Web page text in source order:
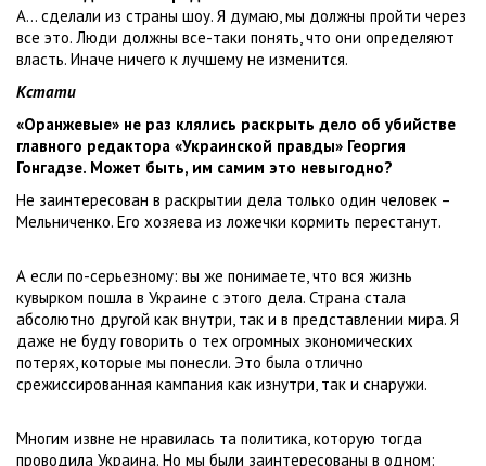
А… сделали из страны шоу. Я думаю, мы должны пройти через
все это. Люди должны все-таки понять, что они определяют
власть. Иначе ничего к лучшему не изменится.
Кстати
«Оранжевые» не раз клялись раскрыть дело об убийстве
главного редактора «Украинской правды» Георгия
Гонгадзе. Может быть, им самим это невыгодно?
Не заинтересован в раскрытии дела только один человек –
Мельниченко. Его хозяева из ложечки кормить перестанут.
А если по-серьезному: вы же понимаете, что вся жизнь
кувырком пошла в Украине с этого дела. Страна стала
абсолютно другой как внутри, так и в представлении мира. Я
даже не буду говорить о тех огромных экономических
потерях, которые мы понесли. Это была отлично
срежиссированная кампания как изнутри, так и снаружи.
Многим извне не нравилась та политика, которую тогда
проводила Украина. Но мы были заинтересованы в одном: